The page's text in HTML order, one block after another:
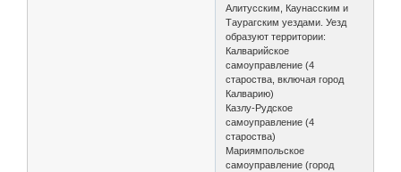
Алитусским, Каунасским и
Таурагским уездами. Уезд
образуют территории:
Калварийское
самоуправление (4
староства, включая город
Калварию)
Казлу-Рудское
самоуправление (4
староства)
Мариямпольское
самоуправление (город